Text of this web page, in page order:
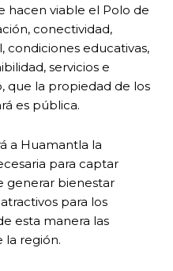
hacen viable el Polo de
conectividad,
condiciones educativas,
servicios e
que la propiedad de los
es pública.
a Huamantla la
para captar
generar bienestar
para los
esta manera las
la región.